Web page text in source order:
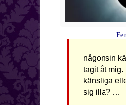
någonsin
tagit åt mig.
känsliga
sig illa? …